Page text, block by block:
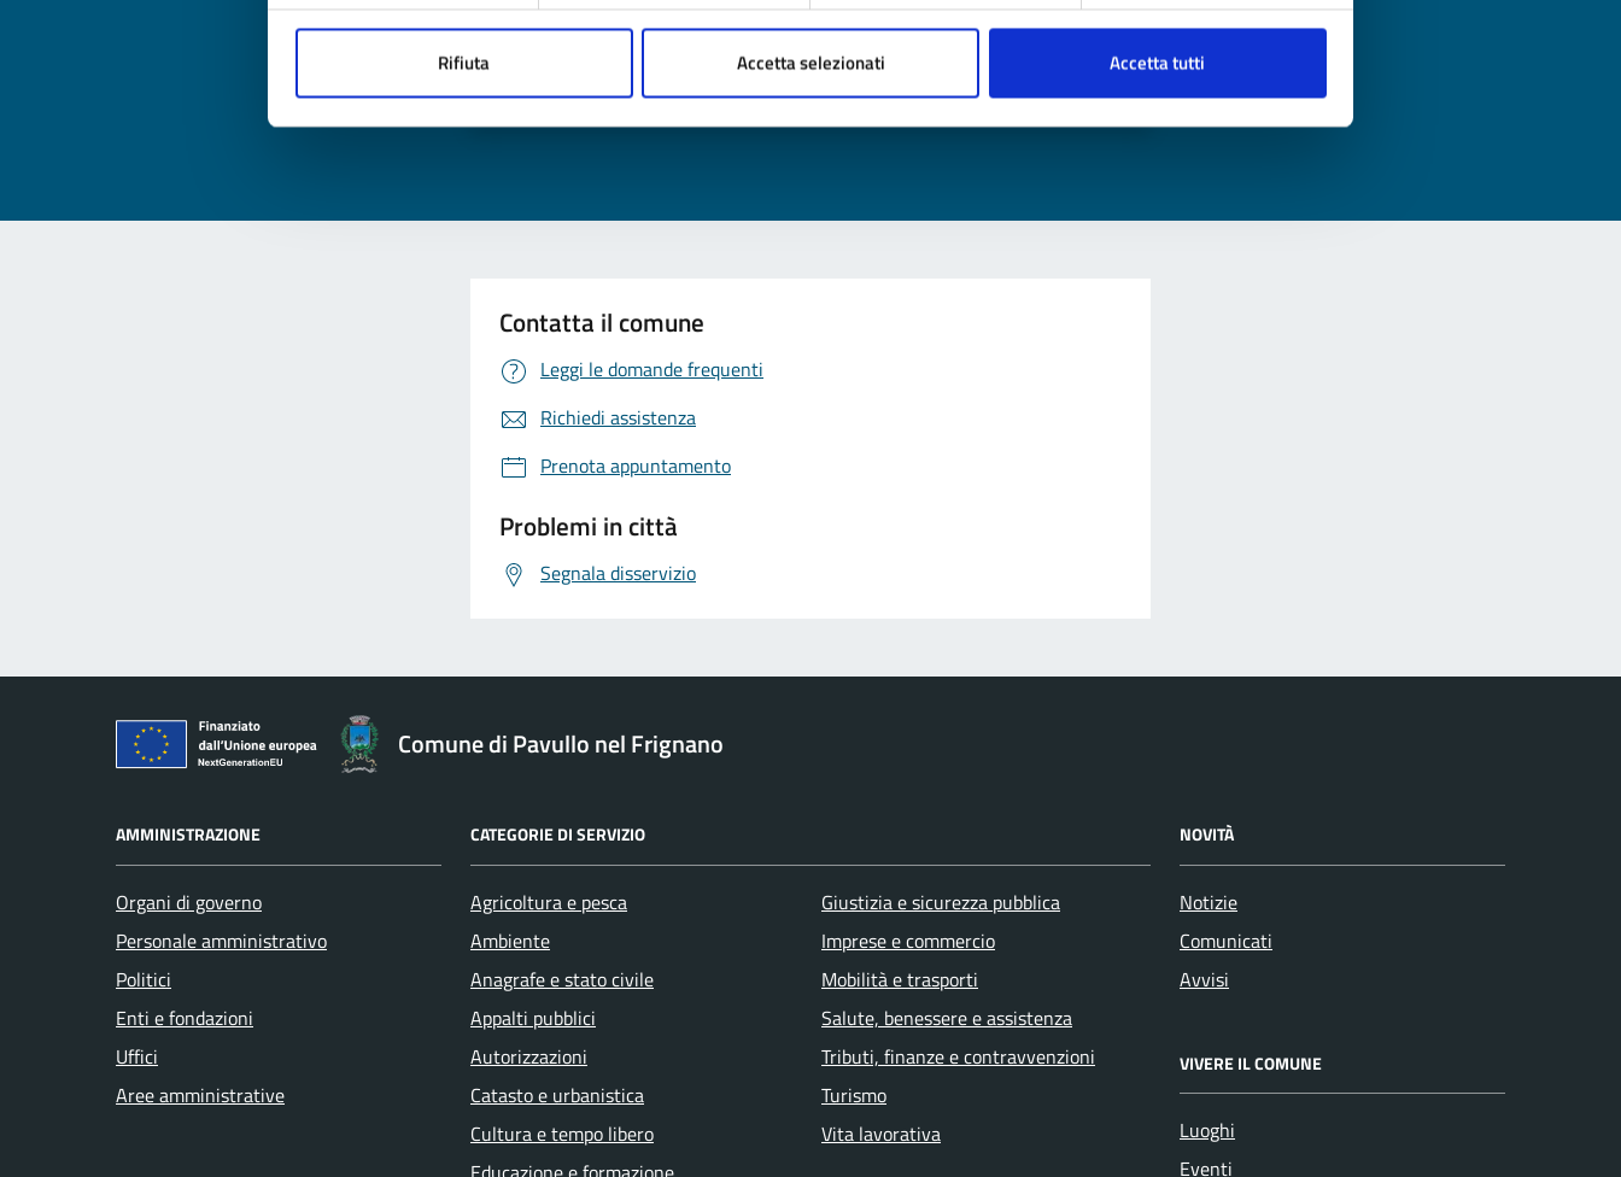
Rifiuta Accetta selezionati Accetta tutti
Quanto sono chiare le informazioni su questa pagina?
Valuta 5 stelle su 5
Valuta 4 stelle su 5
Valuta 3 stelle su 5
Valuta 2 stelle su 5
Valuta 1 stelle su 5
Contatta il comune
Leggi le domande frequenti
Richiedi assistenza
Prenota appuntamento
Problemi in città
Segnala disservizio
Comune di Pavullo nel Frignano
AMMINISTRAZIONE
Organi di governo
Personale amministrativo
Politici
Enti e fondazioni
Uffici
Aree amministrative
CATEGORIE DI SERVIZIO
Agricoltura e pesca
Ambiente
Anagrafe e stato civile
Appalti pubblici
Autorizzazioni
Catasto e urbanistica
Cultura e tempo libero
Giustizia e sicurezza pubblica
Imprese e commercio
Mobilità e trasporti
Salute, benessere e assistenza
Tributi, finanze e contravvenzioni
Turismo
Vita lavorativa
NOVITÀ
Notizie
Comunicati
Avvisi
VIVERE IL COMUNE
Luoghi
Eventi